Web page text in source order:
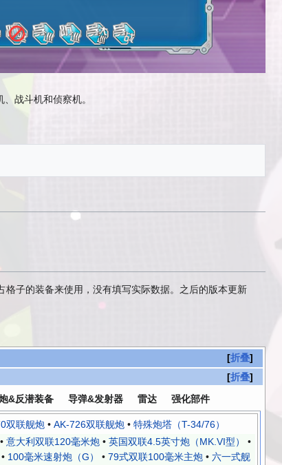
战斗机和侦察机。
子的装备来使用，没有填写实际数据。之后的版本更新
折叠
折叠
&反潜装备 导弹&发射器 雷达 强化部件
双联舰炮 • AK-726双联舰炮 • 特殊炮塔（T-34/76）
• 意大利双联120毫米炮 • 英国双联4.5英寸炮（MK.VI型）
•
• 100毫米速射炮（G） • 79式双联100毫米主炮 • 六一式舰